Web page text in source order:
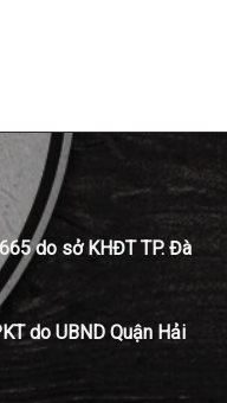
do sở KHĐT TP. Đà
do UBND Quận Hải